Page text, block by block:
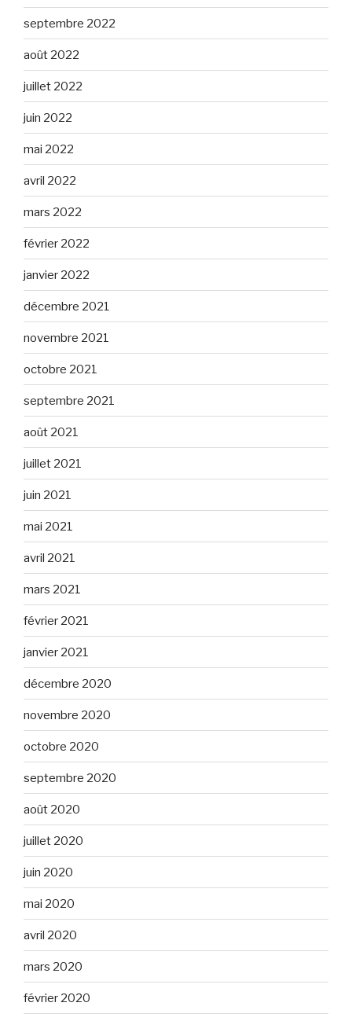
septembre 2022
août 2022
juillet 2022
juin 2022
mai 2022
avril 2022
mars 2022
février 2022
janvier 2022
décembre 2021
novembre 2021
octobre 2021
septembre 2021
août 2021
juillet 2021
juin 2021
mai 2021
avril 2021
mars 2021
février 2021
janvier 2021
décembre 2020
novembre 2020
octobre 2020
septembre 2020
août 2020
juillet 2020
juin 2020
mai 2020
avril 2020
mars 2020
février 2020